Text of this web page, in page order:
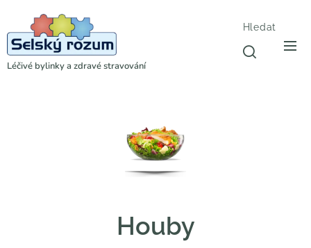
Léčivé bylinky a zdravé stravování
Hledat
Houby